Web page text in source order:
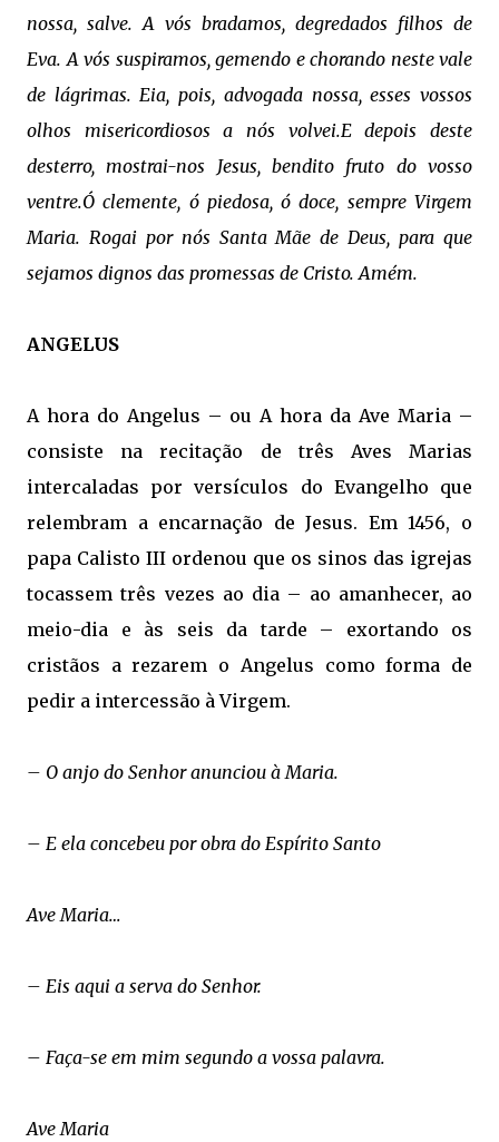
nossa, salve.A vós bradamos, degredados filhos de
Eva.A vós suspiramos, gemendo e chorando neste vale
de lágrimas.Eia, pois, advogada nossa, esses vossos
olhos misericordiosos a nós volvei.E depois deste
desterro, mostrai-nos Jesus, bendito fruto do vosso
ventre.Ó clemente, ó piedosa, ó doce, sempre Virgem
Maria. Rogai por nós Santa Mãe de Deus, para que
sejamos dignos das promessas de Cristo. Amém.
ANGELUS
A hora do Angelus – ou A hora da Ave Maria –
consiste na recitação de três Aves Marias
intercaladas por versículos do Evangelho que
relembram a encarnação de Jesus. Em 1456, o
papa Calisto III ordenou que os sinos das igrejas
tocassem três vezes ao dia – ao amanhecer, ao
meio-dia e às seis da tarde – exortando os
cristãos a rezarem o Angelus como forma de
pedir a intercessão à Virgem.
– O anjo do Senhor anunciou à Maria.
– E ela concebeu por obra do Espírito Santo
Ave Maria…
– Eis aqui a serva do Senhor.
– Faça-se em mim segundo a vossa palavra.
Ave Maria